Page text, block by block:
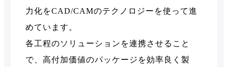
力化をCAD/CAMのテクノロジーを使って進
めています。
各工程のソリューションを連携させること
で、高付加価値のパッケージを効率良く製